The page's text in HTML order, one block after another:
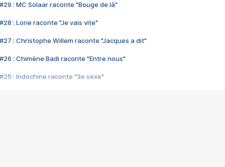
#29 : MC Solaar raconte "Bouge de là"
#28 : Lorie raconte "Je vais vite"
#27 : Christophe Willem raconte "Jacques a dit"
#26 : Chimène Badi raconte "Entre nous"
#25 : Indochine raconte "3e sexe"